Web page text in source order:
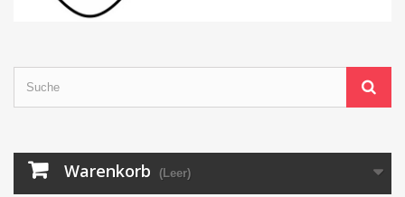
Warenkorb (Leer)